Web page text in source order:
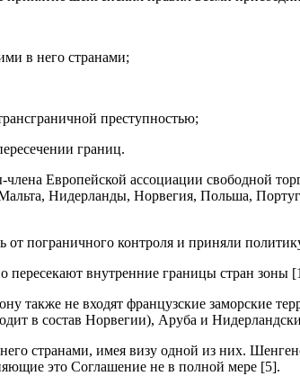
в него странами;
преступностью;
границ.
Европейской ассоциации свободной
Нидерланды, Норвегия, Польша,
пограничного контроля и приняли
внутренние границы стран зоны
не входят французские заморские
в состав Норвегии), Аруба и
странами, имея визу одной из них.
это Соглашение не в полной мере [5].